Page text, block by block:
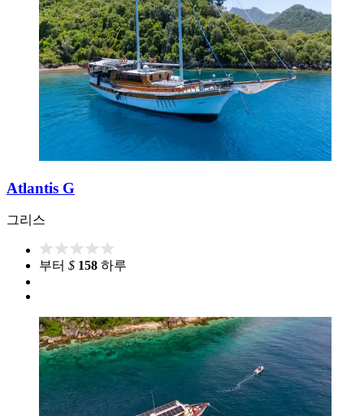
Atlantis G
그리스
부터 $ 158 하루